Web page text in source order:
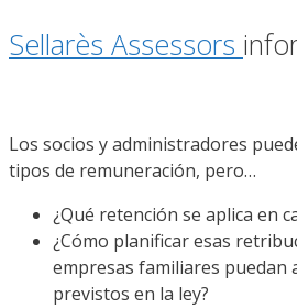
Sellarès Assessors
Los socios y administradores
tipos de remuneración, pero…
¿Qué retención se aplica en
¿Cómo planificar esas
empresas familiares puedan
previstos en la ley?